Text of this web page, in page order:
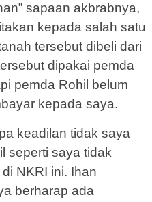
sapaan akbrabnya,
kepada salah satu
tersebut dibeli dari
dipakai pemda
pemda Rohil belum
kepada saya.
keadilan tidak saya
seperti saya tidak
NKRI ini. Ihan
berharap ada